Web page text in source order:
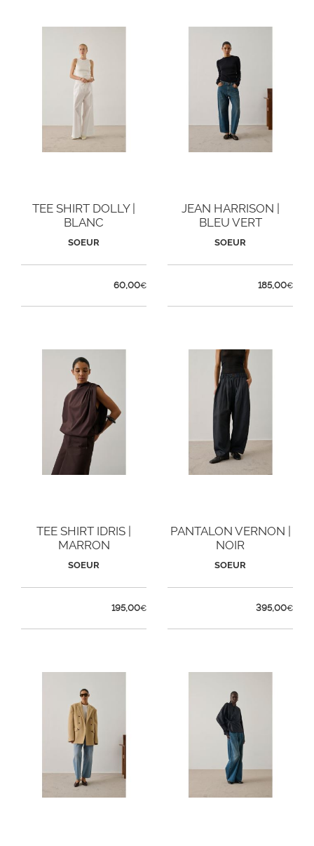
TEE SHIRT DOLLY |
BLANC
SOEUR
60,00€
JEAN HARRISON |
BLEU VERT
SOEUR
185,00€
TEE SHIRT IDRIS |
MARRON
SOEUR
195,00€
PANTALON VERNON |
NOIR
SOEUR
395,00€